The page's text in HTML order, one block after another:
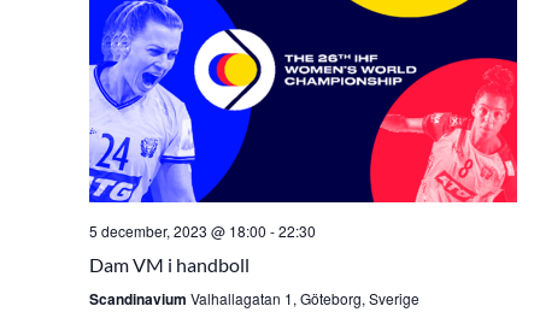
5 december, 2023 @ 18:00 -22:30
Dam VM i handboll
Scandinavium Valhallagatan 1, Göteborg, Sverige